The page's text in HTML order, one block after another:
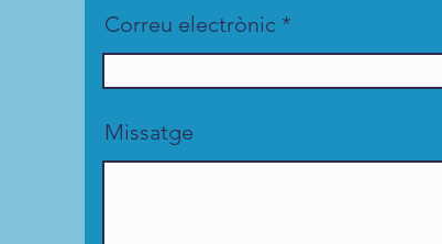
Correu electrònic
Missatge